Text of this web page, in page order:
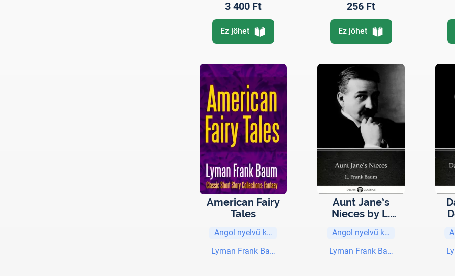
3 400 Ft
Ez jöhet
256 Ft
Ez jöhet
American Fairy
Tales
Angol nyelvű könyvek
Lyman Frank Baum
Aunt Jane’s
Nieces by L.
Delphi Classics
(Illustrated)
Angol nyelvű könyvek
Lyman Frank Baum